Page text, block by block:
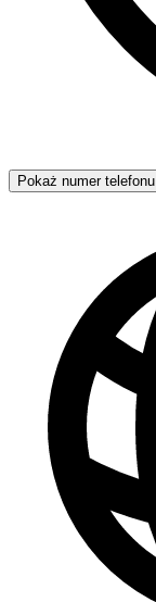
Pokaż numer telefonu